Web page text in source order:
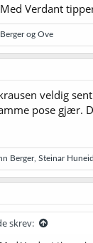
Verdant
og Ove
veldig
pose gjær.
Berger, Steinar
skrev: